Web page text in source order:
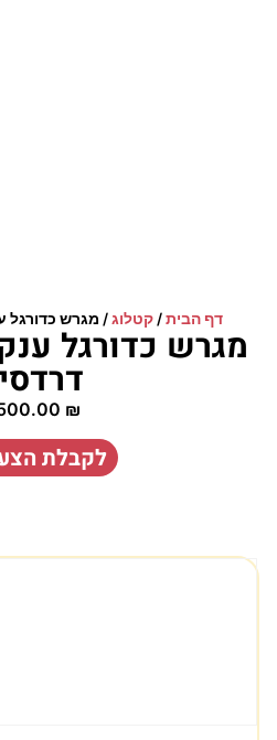
דף הבית/קטלוג/ מגרש כדורגל
מגרש כדורגל
₪
לקבלת